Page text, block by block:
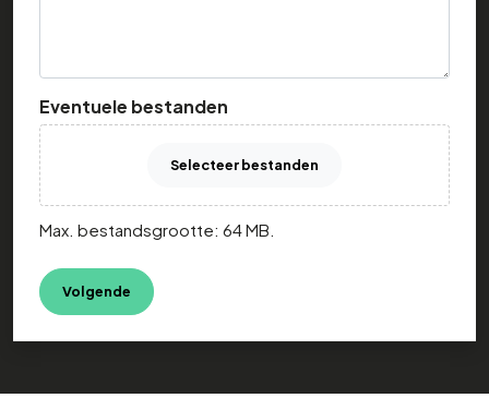
Eventuele bestanden
Selecteer bestanden
Max. bestandsgrootte: 64 MB.